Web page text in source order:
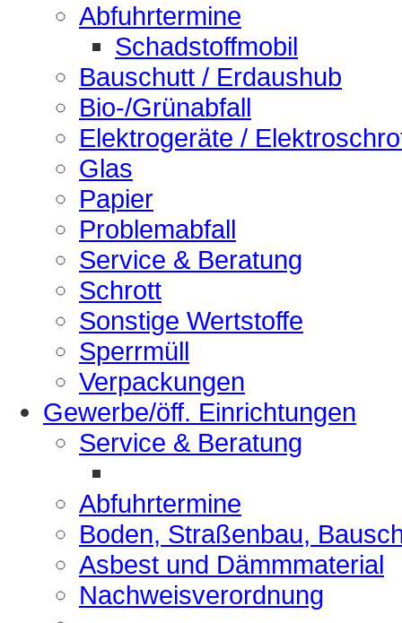
Abfuhrtermine
Schadstoffmobil
Bauschutt / Erdaushub
Bio-/Grünabfall
Elektrogeräte /
Glas
Papier
Problemabfall
Service & Beratung
Schrott
Sonstige Wertstoffe
Sperrmüll
Verpackungen
Gewerbe/öff. Einrichtungen
Service & Beratung
Abfuhrtermine
Boden, Straßenbau,
Asbest und Dämmmaterial
Nachweisverordnung